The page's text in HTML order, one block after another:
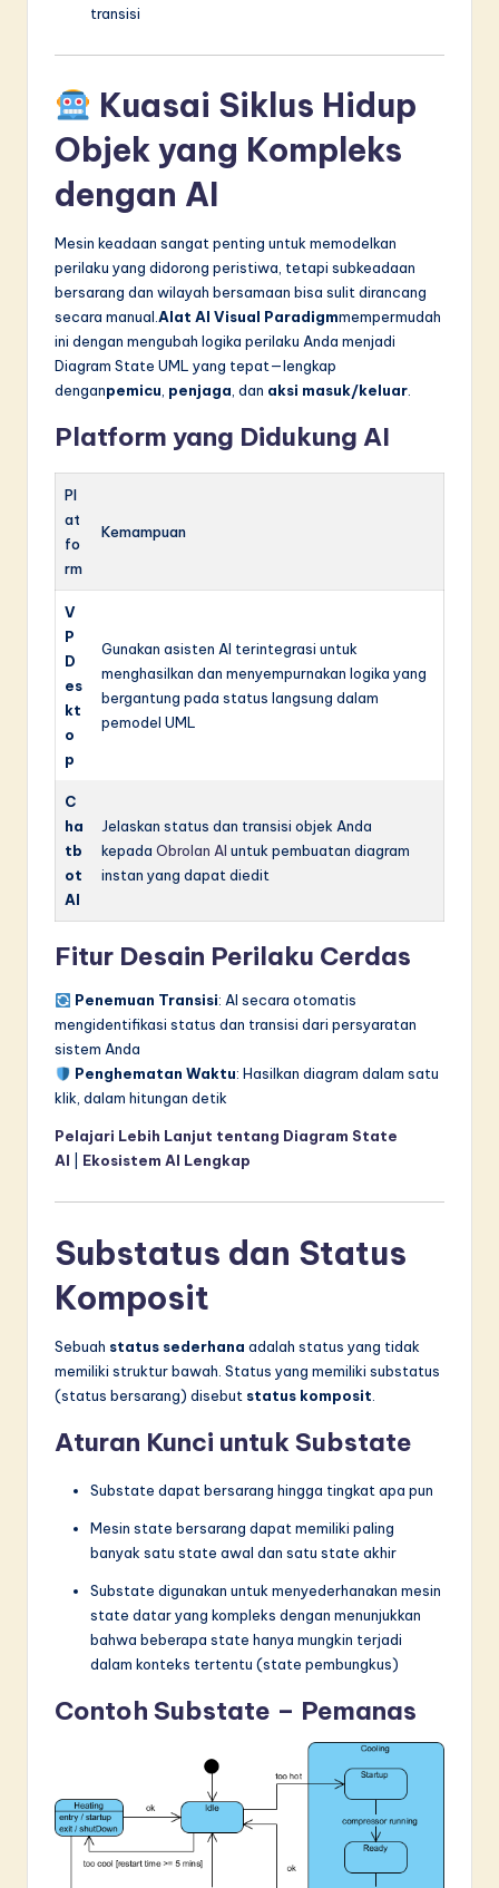
transisi
Kuasai Siklus Hidup
Objek yang Kompleks
dengan AI
Mesin keadaan sangat penting untuk memodelkan
perilaku yang didorong peristiwa, tetapi subkeadaan
bersarang dan wilayah bersamaan bisa sulit dirancang
secara manual.Alat AI Visual Paradigmmempermudah
ini dengan mengubah logika perilaku Anda menjadi
Diagram State UML yang tepat—lengkap
denganpemicu, penjaga, dan aksi masuk/keluar.
Platform yang Didukung AI
Pl
at
fo
rm
Kemampuan
V
P
D
es
kt
o
p
Gunakan asisten AI terintegrasi untuk
menghasilkan dan menyempurnakan logika yang
bergantung pada status langsung dalam
pemodel UML
C
ha
tb
ot
AI
Jelaskan status dan transisi objek Anda
kepada Obrolan AI untuk pembuatan diagram
instan yang dapat diedit
Fitur Desain Perilaku Cerdas
Penemuan Transisi: AI secara otomatis
mengidentifikasi status dan transisi dari persyaratan
sistem Anda
Penghematan Waktu: Hasilkan diagram dalam satu
klik, dalam hitungan detik
Pelajari Lebih Lanjut tentang Diagram State
AI
Ekosistem AI Lengkap
Substatus dan Status
Komposit
Sebuah status sederhana adalah status yang tidak
memiliki struktur bawah. Status yang memiliki substatus
(status bersarang) disebut status komposit
Aturan Kunci untuk Substate
Substate dapat bersarang hingga tingkat apa pun
Mesin state bersarang dapat memiliki paling
banyak satu state awal dan satu state akhir
Substate digunakan untuk menyederhanakan mesin
state datar yang kompleks dengan menunjukkan
bahwa beberapa state hanya mungkin terjadi
dalam konteks tertentu (state pembungkus)
Contoh Substate – Pemanas